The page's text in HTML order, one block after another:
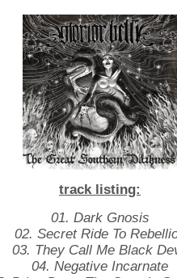
track listing:
01. Dark Gnosis
02. Secret Ride To
03. They Call Me Black
04. Negative Incarnate